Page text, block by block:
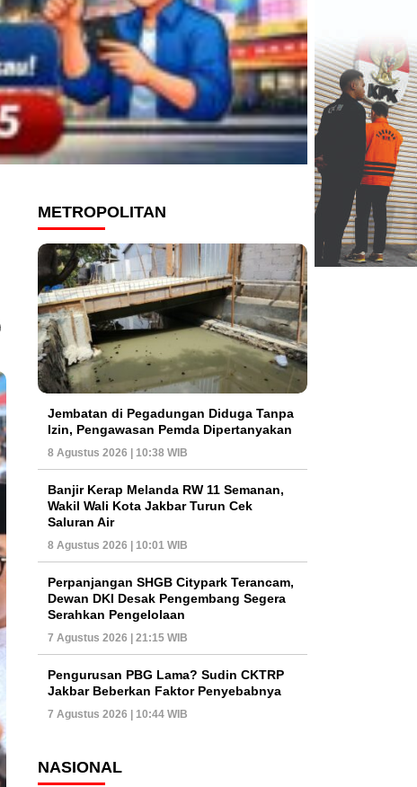
METROPOLITAN
Jembatan di Pegadungan Diduga Tanpa
Izin, Pengawasan Pemda Dipertanyakan
8 Agustus 2026 | 10:38 WIB
Banjir Kerap Melanda RW 11 Semanan,
Wakil Wali Kota Jakbar Turun Cek
Saluran Air
8 Agustus 2026 | 10:01 WIB
Perpanjangan SHGB Citypark Terancam,
Dewan DKI Desak Pengembang Segera
Serahkan Pengelolaan
7 Agustus 2026 | 21:15 WIB
Pengurusan PBG Lama? Sudin CKTRP
Jakbar Beberkan Faktor Penyebabnya
7 Agustus 2026 | 10:44 WIB
NASIONAL